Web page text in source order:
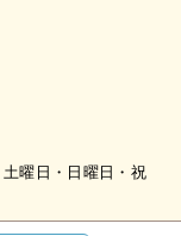
曜日・日曜日・祝